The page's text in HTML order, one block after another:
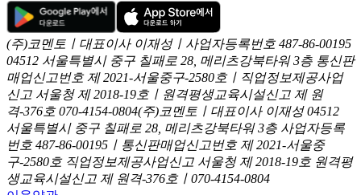
(주)코멘토ㅣ대표이사 이재성ㅣ사업자등록번호 487-86-00195
04512 서울특별시 중구 칠패로 28, 메리츠강북타워 3층 통신판
매업신고번호 제 2021-서울중구-2580호ㅣ직업정보제공사업
신고 서울청 제 2018-19호ㅣ원격평생교육시설신고 제 원
격-376호 070-4154-0804(주)코멘토ㅣ대표이사 이재성 04512
서울특별시 중구 칠패로 28, 메리츠강북타워 3층 사업자등록
번호 487-86-00195ㅣ통신판매업신고번호 제 2021-서울중
구-2580호 직업정보제공사업신고 서울청 제 2018-19호 원격평
생교육시설신고 제 원격-376호ㅣ070-4154-0804